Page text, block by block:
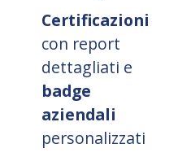
Certificazioni
con report
dettagliati e
badge
aziendali
personalizzati